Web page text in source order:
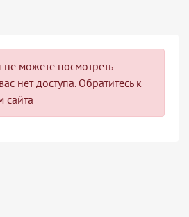
можете посмотреть
нет доступа. Обратитесь к
сайта